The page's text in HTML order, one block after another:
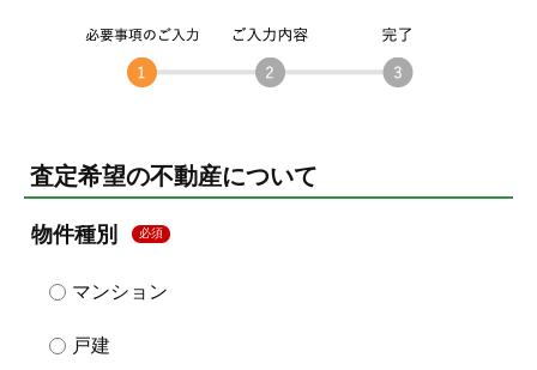
査定希望の不動産について
物件種別 必須
マンション
戸建
ログイン 会員登録